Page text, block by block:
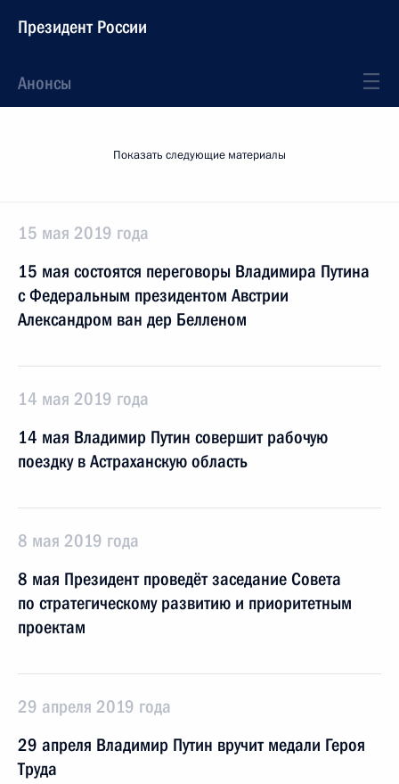
Президент России
Анонсы
Показать следующие материалы
15 мая 2019 года
15 мая состоятся переговоры Владимира Путина
с Федеральным президентом Австрии
Александром ван дер Белленом
14 мая 2019 года
14 мая Владимир Путин совершит рабочую
поездку в Астраханскую область
8 мая 2019 года
8 мая Президент проведёт заседание Совета
по стратегическому развитию и приоритетным
проектам
29 апреля 2019 года
29 апреля Владимир Путин вручит медали Героя
Труда